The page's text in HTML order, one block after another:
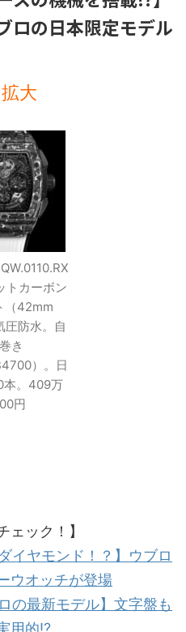
ロの日本限定モデル
大
トカーボン
（42mm
圧防水。自
き
）。日
本。409万
円
ェック！】
イヤモンド！？】ウブロ
ウオッチが登場
の最新モデル】文字盤も
用的!?